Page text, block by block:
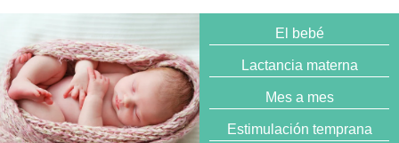
El bebé
Lactancia materna
Mes a mes
Estimulación temprana